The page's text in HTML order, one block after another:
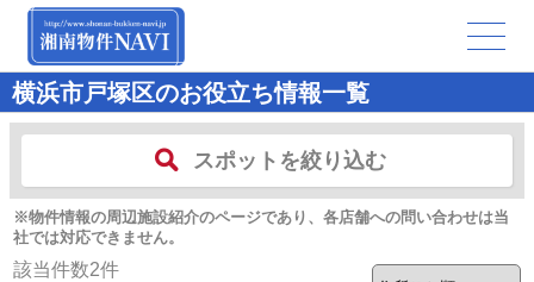
横浜市戸塚区のお役立ち情報一覧
スポットを絞り込む
※物件情報の周辺施設紹介のページであり、各店舗への問い合わせは当
社では対応できません。
該当件数2件